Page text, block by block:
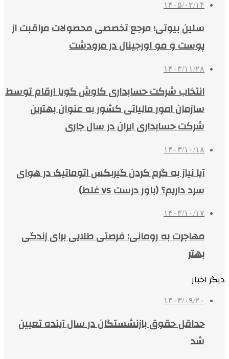
۱۴۰۵/۰۲/۱۴
سلین بیوتی؛ مرجع تخصصی محصولات مراقبت از
پوست و مو اورجینال در مرودشت
۱۴۰۳/۱۱/۲۸
انتخاب شرکت حسابداری کاوش گویا ارقام توسط
سازمان امور مالیاتی کشور به عنوان بهترین
شرکت حسابداری ایران در سال جاری
۱۴۰۳/۱۰/۱۸
آیا نیاز به گرم کردن گیربکس اتوماتیک در هوای
سرد داریم؟ (باور درست vs غلط)
۱۴۰۳/۱۰/۱۷
مهاجرت به رومانی: فرصتی طلایی برای زندگی
بهتر
دیگر اخبار
۱۴۰۳/۰۹/۲۰
حداقل حقوق بازنشستگان در سال آینده تعیین
شد